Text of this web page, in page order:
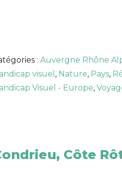
: Auvergne Rhône
visuel , Nature, Pays,
Visuel - Europe,
, Côte